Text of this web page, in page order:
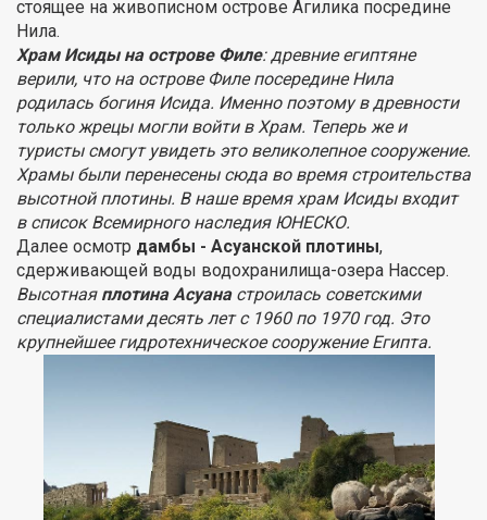
стоящее на живописном острове Агилика посредине
Нила.
Храм Исиды на острове Филе: древние египтяне
верили, что на острове Филе посередине Нила
родилась богиня Исида. Именно поэтому в древности
только жрецы могли войти в Храм. Теперь же и
туристы смогут увидеть это великолепное сооружение.
Храмы были перенесены сюда во время строительства
высотной плотины. В наше время храм Исиды входит
в список Всемирного наследия ЮНЕСКО.
Далее осмотр дамбы - Асуанской плотины,
сдерживающей воды водохранилища-озера Нассер.
Высотнаяплотина Асуанастроилась советскими
специалистами десять лет с 1960 по 1970 год. Это
крупнейшее гидротехническое сооружение Египта.